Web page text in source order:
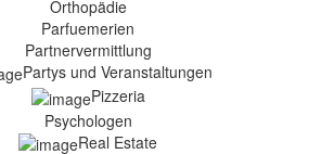
Orthopädie
Parfuemerien
Partnervermittlung
Partys und Veranstaltungen
Pizzeria
Psychologen
Real Estate